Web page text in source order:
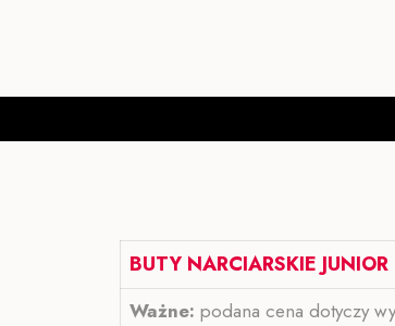
BUTY NARCIARSKIE JUNIOR
Ważne: podana cena dotyczy